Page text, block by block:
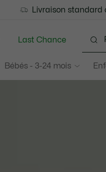
LAST CHANCE -
Échanges
Livraison
Bébés - 3-24 mois
Last Chance